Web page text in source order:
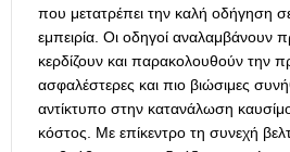
που μετατρέπει την καλή οδήγηση
εμπειρία. Οι οδηγοί αναλαμβάνουν
κερδίζουν και παρακολουθούν την
ασφαλέστερες και πιο βιώσιμες
αντίκτυπο στην κατανάλωση
κόστος. Με επίκεντρο τη συνεχή